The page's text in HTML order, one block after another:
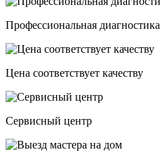
Профессиональная диагностика
Цена соответствует качеству
Сервисный центр